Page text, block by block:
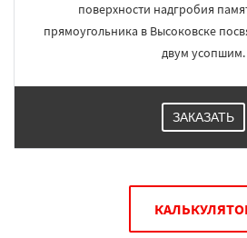
поверхности надгробия
прямоугольника в Высоковске
двум усопшим.
ЗАКАЗАТЬ